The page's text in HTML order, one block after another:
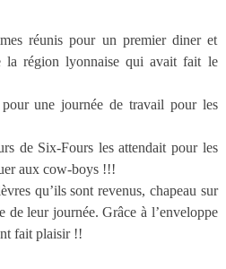
réunis pour un premier diner et
la région lyonnaise qui avait fait le
une journée de travail pour les
de Six-Fours les attendait pour les
aux cow-boys !!!
qu’ils sont revenus, chapeau sur
de leur journée. Grâce à l’enveloppe
fait plaisir !!